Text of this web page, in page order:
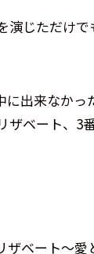
演じただけで
に出来なかっ
ザベート、3
ザベート～愛